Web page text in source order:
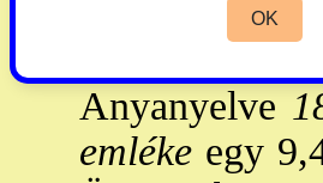
Harangjait
a
Anyanyelve
emléke egy
OK